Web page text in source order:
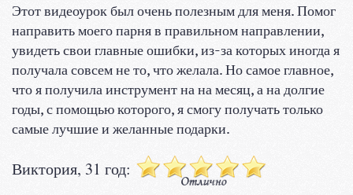
Этот видеоурок был очень полезным для меня. Помог
направить моего парня в правильном направлении,
увидеть свои главные ошибки, из-за которых иногда я
получала совсем не то, что желала. Но самое главное,
что я получила инструмент на на месяц, а на долгие
годы, с помощью которого, я смогу получать только
самые лучшие и желанные подарки.
Виктория, 31 год: